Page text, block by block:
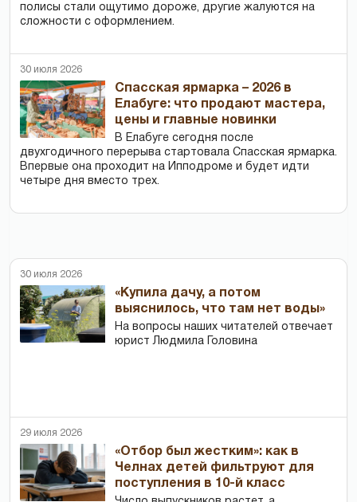
полисы стали ощутимо дороже, другие жалуются на
сложности с оформлением.
30 июля 2026
Спасская ярмарка – 2026 в
Елабуге: что продают мастера,
цены и главные новинки
В Елабуге сегодня после
двухгодичного перерыва стартовала Спасская ярмарка.
Впервые она проходит на Ипподроме и будет идти
четыре дня вместо трех.
30 июля 2026
«Купила дачу, а потом
выяснилось, что там нет воды»
На вопросы наших читателей отвечает
юрист Людмила Головина
29 июля 2026
«Отбор был жестким»: как в
Челнах детей фильтруют для
поступления в 10-й класс